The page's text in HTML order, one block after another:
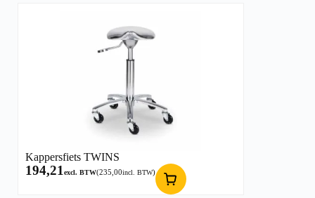
Kappersfiets TWINS
194,21 excl. BTW(235,00incl. BTW)